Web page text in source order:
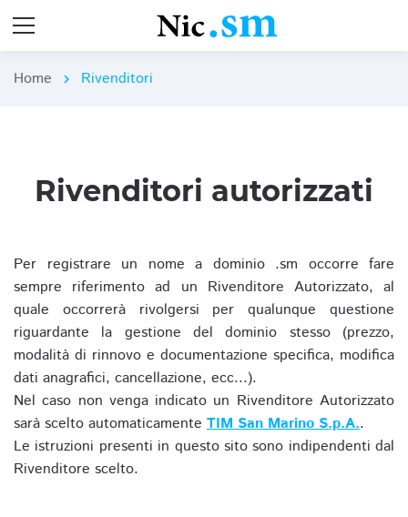
Home chevron_right Rivenditori
Rivenditori autorizzati
Per registrare un nome a dominio .sm occorre fare
sempre riferimento ad un Rivenditore Autorizzato, al
quale occorrerà rivolgersi per qualunque questione
riguardante la gestione del dominio stesso (prezzo,
modalità di rinnovo e documentazione specifica, modifica
dati anagrafici, cancellazione, ecc...).
Nel caso non venga indicato un Rivenditore Autorizzato
sarà scelto automaticamente TIM San Marino S.p.A..
Le istruzioni presenti in questo sito sono indipendenti dal
Rivenditore scelto.